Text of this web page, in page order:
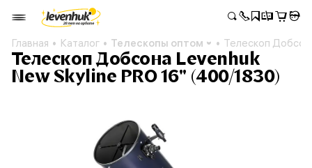
Главная Каталог Телескопы оптом Телескоп
Телескоп Добсона Levenhuk
New Skyline PRO 16" (400/1830)